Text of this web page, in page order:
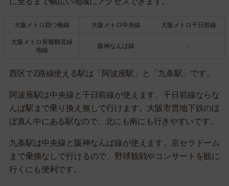
大阪メトロ四つ橋線 大阪メトロ中央線 大阪メトロ千日前線
大阪メトロ長堀鶴見緑
地線
阪神なんば線 -
西区で2路線使える駅は「阿波座駅」と「九条駅」です。
阿波座駅は中央線と千日前線が使えます。千日前線ならな
んば駅まで乗り換え無しで行けます。大阪市営地下鉄のほ
ぼ真ん中にある駅なので、北にも南にも行きやすいです。
九条駅は中央線と阪神なんば線が使えます。京セラドーム
まで乗換なしで行けるので、野球観戦やコンサートを観に
行くにも便利です。